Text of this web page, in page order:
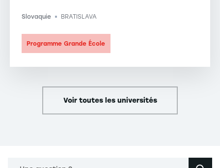
Slovaquie -BRATISLAVA
Programme Grande École
Voir toutes les universités